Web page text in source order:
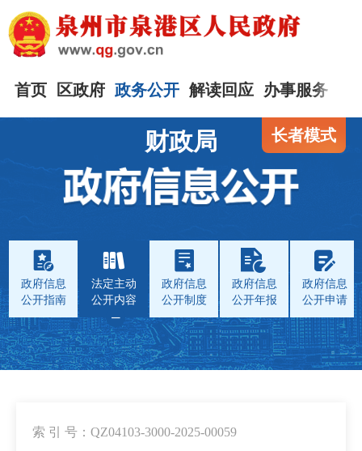
首页 区政府 政务公开 解读回应 办事服务
长者模式
财政局
政府信息
公开指南
法定主动
公开内容
政府信息
公开制度
政府信息
公开年报
政府信息
公开申请
索 引 号：QZ04103-3000-2025-00059